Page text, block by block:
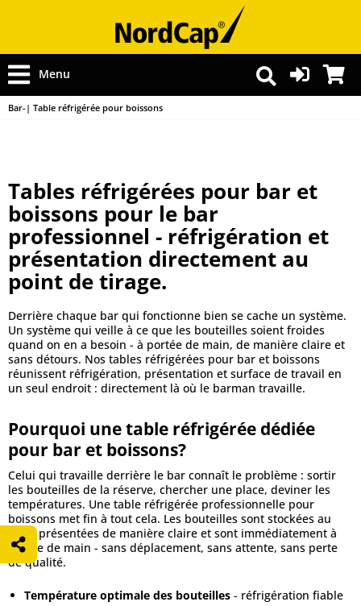
Menu
Bar-| Table réfrigérée pour boissons
Tables réfrigérées pour bar et
boissons pour le bar
professionnel - réfrigération et
présentation directement au
point de tirage.
Derrière chaque bar qui fonctionne bien se cache un système.
Un système qui veille à ce que les bouteilles soient froides
quand on en a besoin - à portée de main, de manière claire et
sans détours. Nos tables réfrigérées pour bar et boissons
réunissent réfrigération, présentation et surface de travail en
un seul endroit : directement là où le barman travaille.
Pourquoi une table réfrigérée dédiée
pour bar et boissons?
Celui qui travaille derrière le bar connaît le problème : sortir
les bouteilles de la réserve, chercher une place, deviner les
températures. Une table réfrigérée professionnelle pour
boissons met fin à tout cela. Les bouteilles sont stockées au
frais, présentées de manière claire et sont immédiatement à
portée de main - sans déplacement, sans attente, sans perte
de qualité.
Température optimale des bouteilles - réfrigération fiable